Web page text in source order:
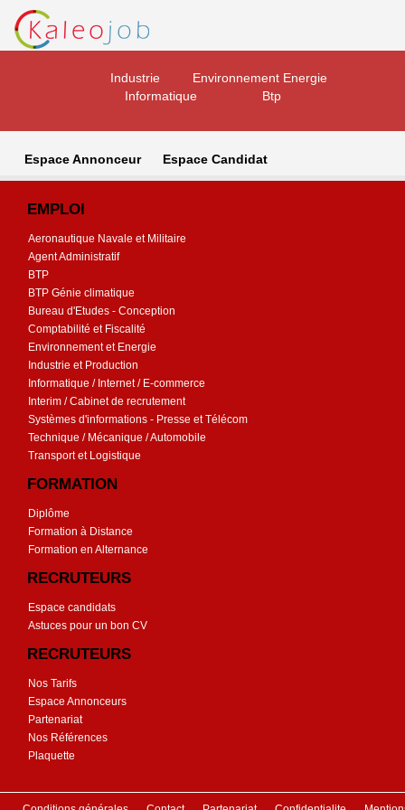
Industrie
Environnement Energie
Informatique
Btp
Espace Annonceur Espace Candidat
EMPLOI
Aeronautique Navale et Militaire
Agent Administratif
BTP
BTP Génie climatique
Bureau d'Etudes - Conception
Comptabilité et Fiscalité
Environnement et Energie
Industrie et Production
Informatique / Internet / E-commerce
Interim / Cabinet de recrutement
Systèmes d'informations - Presse et Télécom
Technique / Mécanique / Automobile
Transport et Logistique
FORMATION
Diplôme
Formation à Distance
Formation en Alternance
RECRUTEURS
Espace candidats
Astuces pour un bon CV
RECRUTEURS
Nos Tarifs
Espace Annonceurs
Partenariat
Nos Références
Plaquette